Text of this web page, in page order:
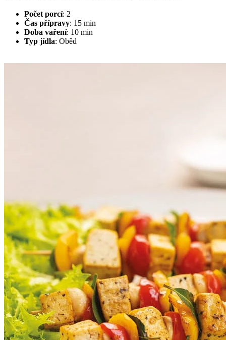
Počet porcí: 2
Čas přípravy: 15 min
Doba vaření: 10 min
Typ jídla: Oběd